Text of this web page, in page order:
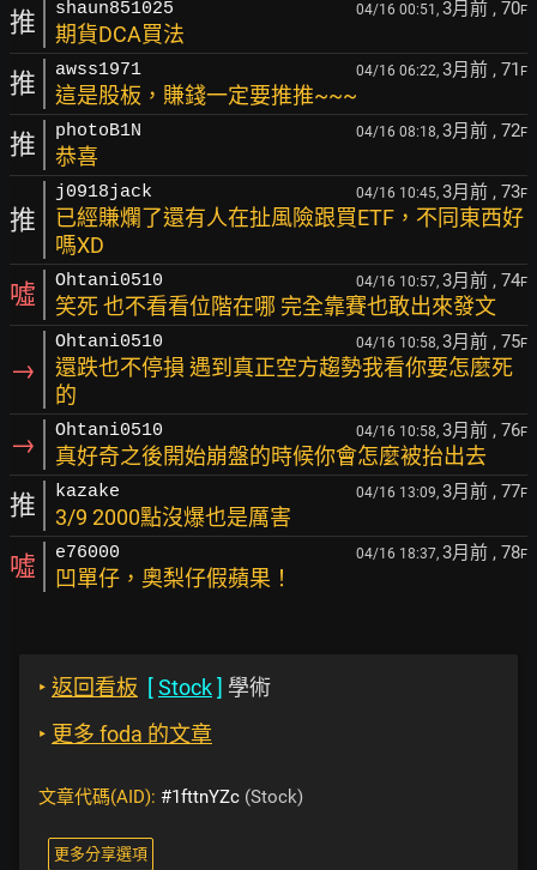
推 shaun851025 04/16 00:51, 3月前 , 70F
期貨DCA買法
推 awss1971 04/16 06:22, 3月前 , 71 F
這是股板，賺錢一定要推推~~~
推 photoB1N 04/16 08:18, 3月前 , 72F
恭喜
推
j0918jack 04/16 10:45, 3月前 , 73F
已經賺爛了還有人在扯風險跟買ETF，不同東西好
嗎XD
噓 Ohtani0510 04/16 10:57, 3月前 , 74F
笑死 也不看看位階在哪 完全靠賽也敢出來發文
→
Ohtani0510 04/16 10:58, 3月前 , 75F
還跌也不停損 遇到真正空方趨勢我看你要怎麼死
的
→ Ohtani0510 04/16 10:58, 3月前 , 76F
真好奇之後開始崩盤的時候你會怎麼被抬出去
推 kazake 04/16 13:09, 3月前 , 77F
3/9 2000點沒爆也是厲害
噓 e76000 04/16 18:37, 3月前 , 78F
凹單仔，奧梨仔假蘋果！
‣ 返回看板 [Stock] 學術
‣ 更多 foda 的文章
文章代碼(AID): #1fttnYZc (Stock)
更多分享選項